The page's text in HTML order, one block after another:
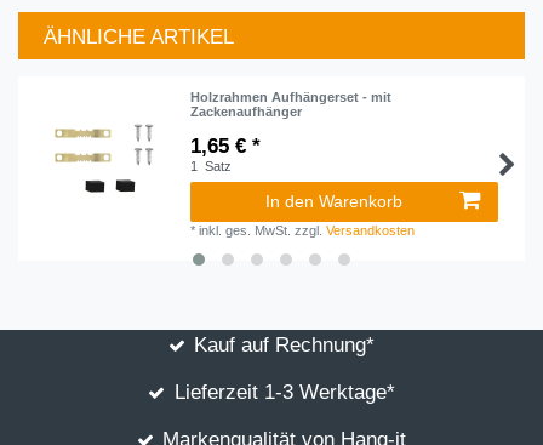
ÄHNLICHE ARTIKEL
Holzrahmen Aufhängerset - mit
Zackenaufhänger
1,65 € *
1 Satz
In den Warenkorb
*inkl. ges. MwSt. zzgl.Versandkosten
Kauf auf Rechnung*
Lieferzeit 1-3 Werktage*
Markenqualität von Hang-it